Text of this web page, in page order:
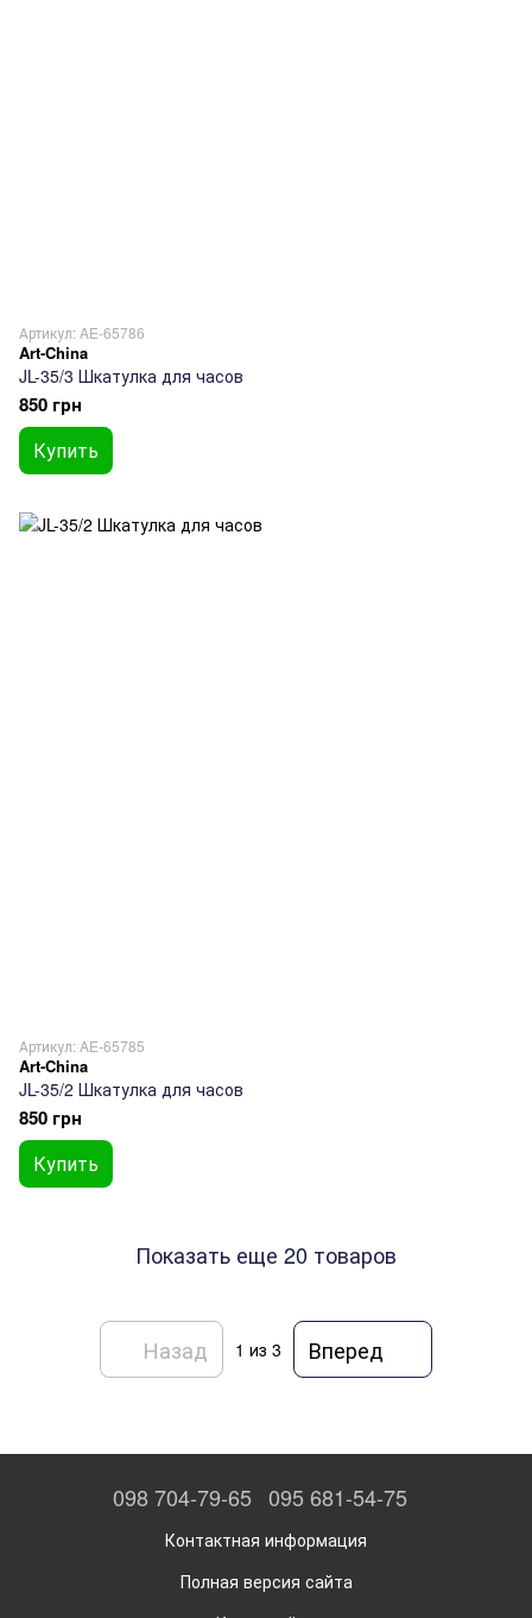
Артикул: AE-65786
Art-China
JL-35/3 Шкатулка для часов
850 грн
Купить
Артикул: AE-65785
Art-China
JL-35/2 Шкатулка для часов
850 грн
Купить
Показать еще 20 товаров
Назад 1 из 3 Вперед
098 704-79-65 095 681-54-75
Контактная информация
Полная версия сайта